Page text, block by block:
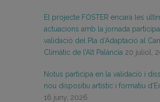
El projecte FOSTER encara les
actuacions amb la jornada
validació del Pla d’Adaptació al
Climàtic de l’Alt Palància 20 juliol,
Notus participa en la validació i
nou dispositiu artístic i formatiu
16 juny, 2026